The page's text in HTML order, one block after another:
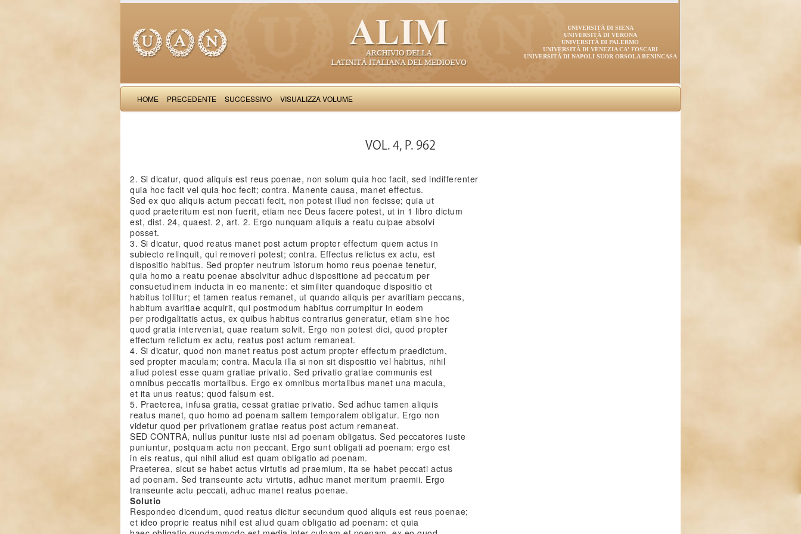
UNIVERSITÀ DI SIENA
UNIVERSITÀ DI VERONA
UNIVERSITÀ DI PALERMO
UNIVERSITÀ DI VENEZIA CA' FOSCARI
UNIVERSITÀ DI NAPOLI SUOR ORSOLA BENINCASA
HOME PRECEDENTE SUCCESSIVO VISUALIZZA VOLUME
VOL. 4, P. 962
2. Si dicatur, quod aliquis est reus poenae, non solum quia hoc facit, sed indifferenter
quia hoc facit vel quia hoc fecit; contra. Manente causa, manet effectus.
Sed ex quo aliquis actum peccati fecit, non potest illud non fecisse; quia ut
quod praeteritum est non fuerit, etiam nec Deus facere potest, ut in 1 libro dictum
est, dist. 24, quaest. 2, art. 2. Ergo nunquam aliquis a reatu culpae absolvi
posset.
3. Si dicatur, quod reatus manet post actum propter effectum quem actus in
subiecto relinquit, qui removeri potest; contra. Effectus relictus ex actu, est
dispositio habitus. Sed propter neutrum istorum homo reus poenae tenetur,
quia homo a reatu poenae absolvitur adhuc dispositione ad peccatum per
consuetudinem inducta in eo manente: et similiter quandoque dispositio et
habitus tollitur; et tamen reatus remanet, ut quando aliquis per avaritiam peccans,
habitum avaritiae acquirit, qui postmodum habitus corrumpitur in eodem
per prodigalitatis actus, ex quibus habitus contrarius generatur, etiam sine hoc
quod gratia interveniat, quae reatum solvit. Ergo non potest dici, quod propter
effectum relictum ex actu, reatus post actum remaneat.
4. Si dicatur, quod non manet reatus post actum propter effectum praedictum,
sed propter maculam; contra. Macula illa si non sit dispositio vel habitus, nihil
aliud potest esse quam gratiae privatio. Sed privatio gratiae communis est
omnibus peccatis mortalibus. Ergo ex omnibus mortalibus manet una macula,
et ita unus reatus; quod falsum est.
5. Praeterea, infusa gratia, cessat gratiae privatio. Sed adhuc tamen aliquis
reatus manet, quo homo ad poenam saltem temporalem obligatur. Ergo non
videtur quod per privationem gratiae reatus post actum remaneat.
SED CONTRA, nullus punitur iuste nisi ad poenam obligatus. Sed peccatores iuste
puniuntur, postquam actu non peccant. Ergo sunt obligati ad poenam: ergo est
in eis reatus, qui nihil aliud est quam obligatio ad poenam.
Praeterea, sicut se habet actus virtutis ad praemium, ita se habet peccati actus
ad poenam. Sed transeunte actu virtutis, adhuc manet meritum praemii. Ergo
transeunte actu peccati, adhuc manet reatus poenae.
Solutio
Respondeo dicendum, quod reatus dicitur secundum quod aliquis est reus poenae;
et ideo proprie reatus nihil est aliud quam obligatio ad poenam: et quia